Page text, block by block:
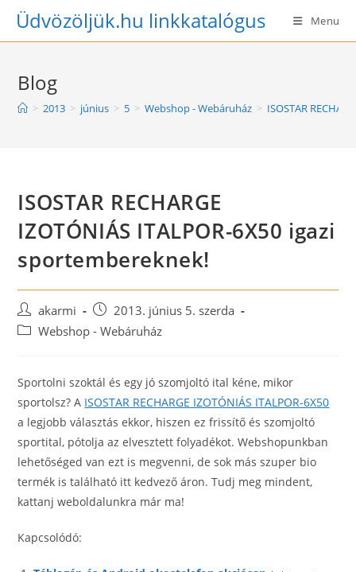
SkipÜdvözöljük.hu linkkatalógus Menu
Blog
> 2013 > június > 5 > Webshop - Webáruház > ISOSTAR
ISOSTAR RECHARGE
IZOTÓNIÁS ITALPOR-6X50 igazi
sportembereknek!
Post
author:
akarmi
Post
published:
2013. június 5. szerda
PostWebshop - Webáruház
Sportolni szoktál és egy jó szomjoltó ital kéne, mikor
sportolsz? A ISOSTAR RECHARGE IZOTÓNIÁS ITALPOR-6X50
a legjobb választás ekkor, hiszen ez frissítő és szomjoltó
sportital, pótolja az elvesztett folyadékot. Webshopunkban
lehetőséged van ezt is megvenni, de sok más szuper bio
termék is található itt kedvező áron. Tudj meg mindent,
kattanj weboldalunkra már ma!
Kapcsolódó: